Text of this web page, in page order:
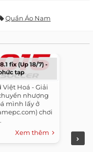
Quần Áo Nam
fix (Up 18/7) -
tạp
Việt Hoá - Giải
nhượng
mình lấy ở
chơi
Xem thêm